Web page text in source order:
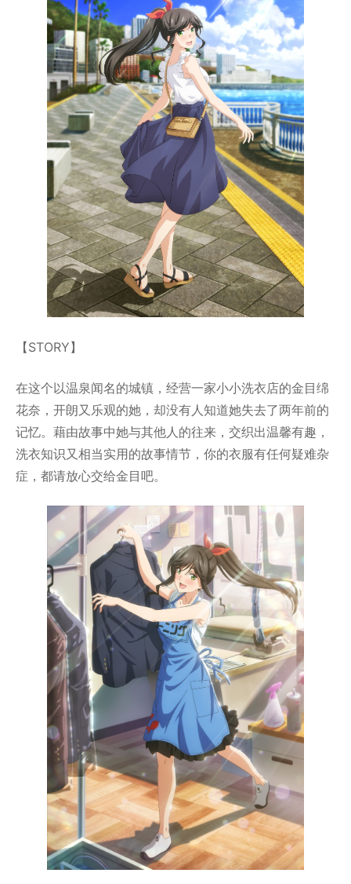
【STORY】
在这个以温泉闻名的城镇，经营一家小小洗衣店的金目绵
花奈，开朗又乐观的她，却没有人知道她失去了两年前的
记忆。藉由故事中她与其他人的往来，交织出温馨有趣，
洗衣知识又相当实用的故事情节，你的衣服有任何疑难杂
症，都请放心交给金目吧。